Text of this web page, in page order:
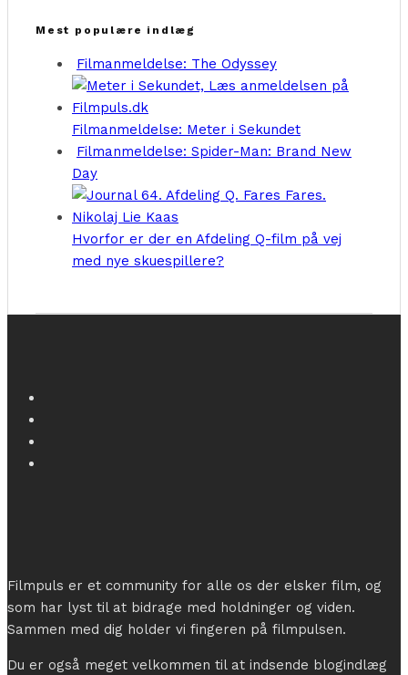
Mest populære indlæg
Filmanmeldelse: The Odyssey
Filmanmeldelse: Meter i Sekundet
Filmanmeldelse: Spider-Man: Brand New
Day
Hvorfor er der en Afdeling Q-film på vej
med nye skuespillere?
Filmpuls er et community for alle os der elsker film, og
som har lyst til at bidrage med holdninger og viden.
Sammen med dig holder vi fingeren på filmpulsen.
Du er også meget velkommen til at indsende blogindlæg